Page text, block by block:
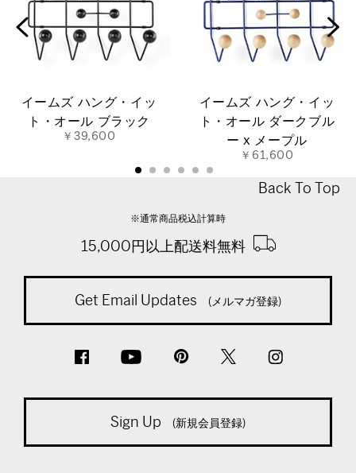
イームズ ハング・イッ
ト・オール ブラック
￥39,600
イームズ ハング・イッ
ト・オール ダークブル
ー x メープル
￥61,600
Back To Top
※通常商品税込計算時
15,000円以上配送料無料
Get Email Updates (メルマガ登録)
Sign Up (新規会員登録)